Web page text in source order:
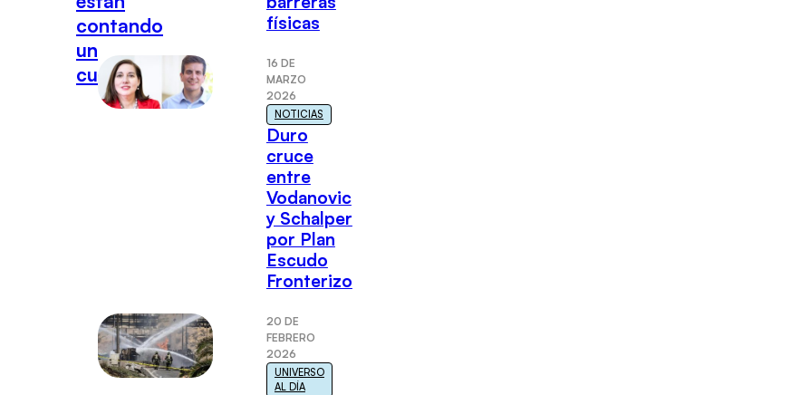
contando
un
cuento"
físicas
16 DE
MARZO
2026
NOTICIAS
Duro
cruce
entre
Vodanovic
y Schalper
por Plan
Escudo
Fronterizo
20 DE
FEBRERO
2026
UNIVERSO
AL DÍA